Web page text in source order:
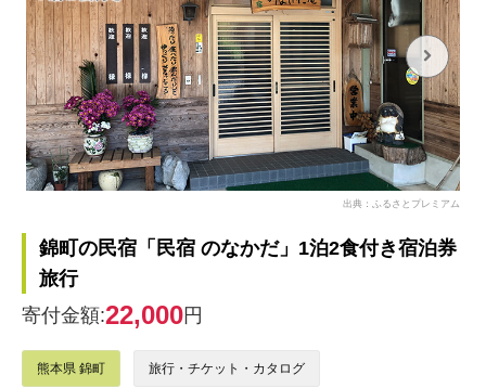
出典：ふるさとプレミアム
錦町の民宿「民宿 のなかだ」1泊2食付き宿泊券
旅行
寄付金額:22,000円
熊本県 錦町 旅行・チケット・カタログ